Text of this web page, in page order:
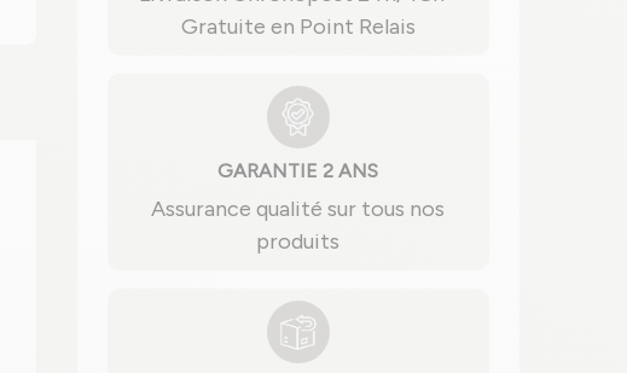
Gratuite en Point Relais
GARANTIE 2 ANS
Assurance qualité sur tous nos
produits